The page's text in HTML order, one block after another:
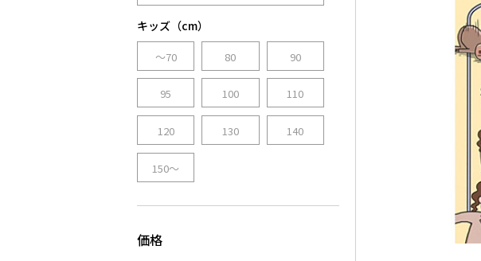
キッズ（cm）
～70 80 90
95 100 110
120 130 140
150～